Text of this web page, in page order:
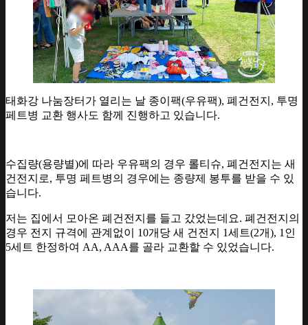
태화강 나눔장터가 열리는 날 종이팩(우유팩), 폐건전지, 투명
페트병 교환 행사도 함께 진행하고 있습니다.
수집량(용량별)에 따라 우유팩의 경우 롤티슈, 폐건전지는 새
건전지로, 투명 페트병의 경우에는 종량제 봉투를 받을 수 있
습니다.
저는 집에서 모아온 폐건전지를 들고 갔었는데요. 폐건전지의
경우 전지 규격에 관계없이 10개당 새 건전지 1세트(2개), 1인
5세트 한정하여 AA, AAA를 골라 교환할 수 있었습니다.